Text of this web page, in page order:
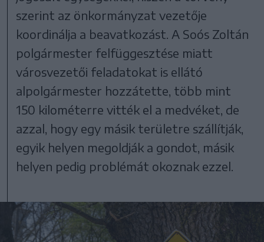
szerint az önkormányzat vezetője
koordinálja a beavatkozást. A Soós Zoltán
polgármester felfüggesztése miatt
városvezetői feladatokat is ellátó
alpolgármester hozzátette, több mint
150 kilométerre vitték el a medvéket, de
azzal, hogy egy másik területre szállítják,
egyik helyen megoldják a gondot, másik
helyen pedig problémát okoznak ezzel.